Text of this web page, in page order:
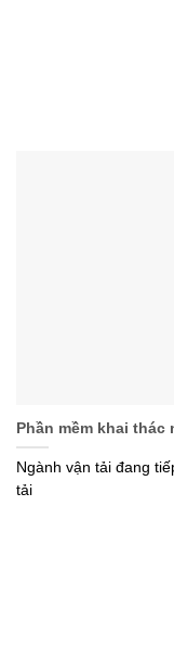
Phần mềm khai
Ngành vận tải đang
tải